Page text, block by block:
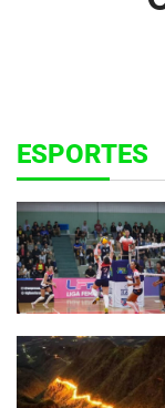
ESPORTES